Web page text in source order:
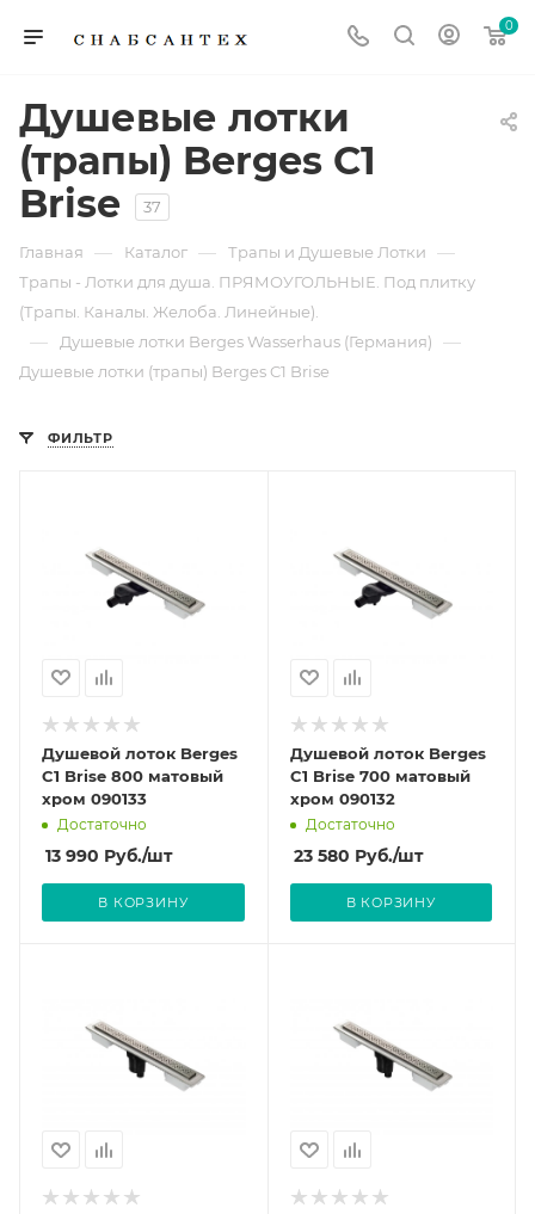
0
Душевые лотки
(трапы) Berges C1
Brise
37
Главная — Каталог — Трапы и Душевые Лотки —
Трапы - Лотки для душа. ПРЯМОУГОЛЬНЫЕ. Под плитку
(Трапы. Каналы. Желоба. Линейные).
— Душевые лотки Berges Wasserhaus (Германия) —
Душевые лотки (трапы) Berges C1 Brise
ФИЛЬТР
Душевой лоток Berges
C1 Brise 800 матовый
хром 090133
Достаточно
13 990 Руб./шт
В КОРЗИНУ
Душевой лоток Berges
C1 Brise 700 матовый
хром 090132
Достаточно
23 580 Руб./шт
В КОРЗИНУ